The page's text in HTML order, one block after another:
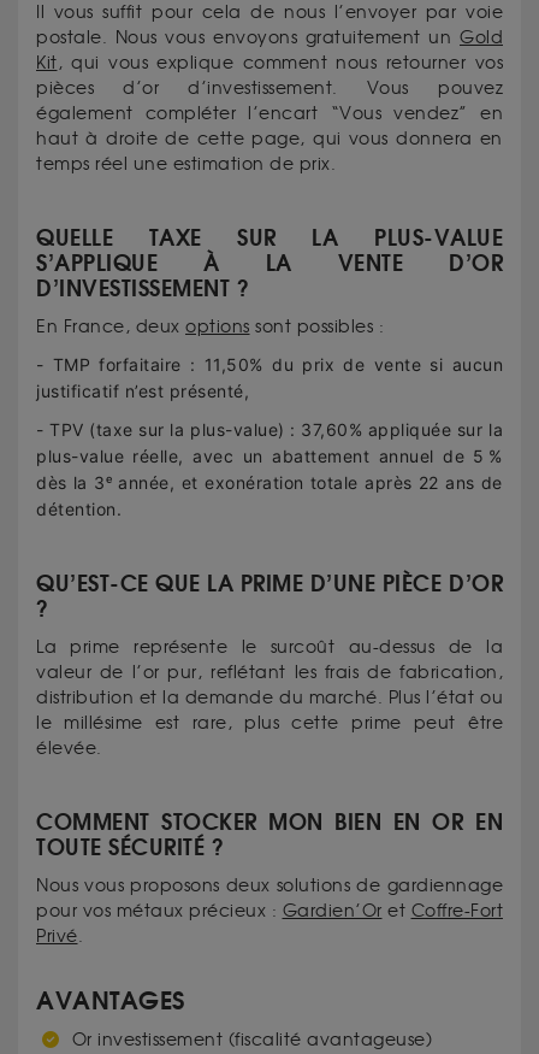
Il vous suffit pour cela de nous l’envoyer par voie
postale. Nous vous envoyons gratuitement un Gold
Kit, qui vous explique comment nous retourner vos
pièces d’or d’investissement. Vous pouvez
également compléter l’encart “Vous vendez” en
haut à droite de cette page, qui vous donnera en
temps réel une estimation de prix.
QUELLE TAXE SUR LA PLUS-VALUE
S’APPLIQUE À LA VENTE D’OR
D’INVESTISSEMENT ?
En France, deux options sont possibles :
- TMP forfaitaire : 11,50% du prix de vente si aucun
justificatif n’est présenté,
- TPV (taxe sur la plus-value) : 37,60% appliquée sur la
plus-value réelle, avec un abattement annuel de 5 %
dès la 3ᵉ année, et exonération totale après 22 ans de
détention.
QU’EST-CE QUE LA PRIME D’UNE PIÈCE D’OR
?
La prime représente le surcoût au-dessus de la
valeur de l’or pur, reflétant les frais de fabrication,
distribution et la demande du marché. Plus l’état ou
le millésime est rare, plus cette prime peut être
élevée.
COMMENT STOCKER MON BIEN EN OR EN
TOUTE SÉCURITÉ ?
Nous vous proposons deux solutions de gardiennage
pour vos métaux précieux : Gardien’Or et Coffre-Fort
Privé.
AVANTAGES
Or investissement (fiscalité avantageuse)